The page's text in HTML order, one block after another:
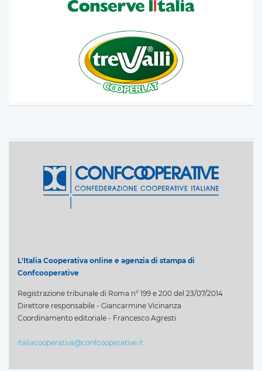
L'Italia Cooperativa online e agenzia di stampa di
Confcooperative
Registrazione tribunale di Roma n° 199 e 200 del 23/07/2014
Direttore responsabile - Giancarmine Vicinanza
Coordinamento editoriale - Francesco Agresti
italiacooperativa@confcooperative.it